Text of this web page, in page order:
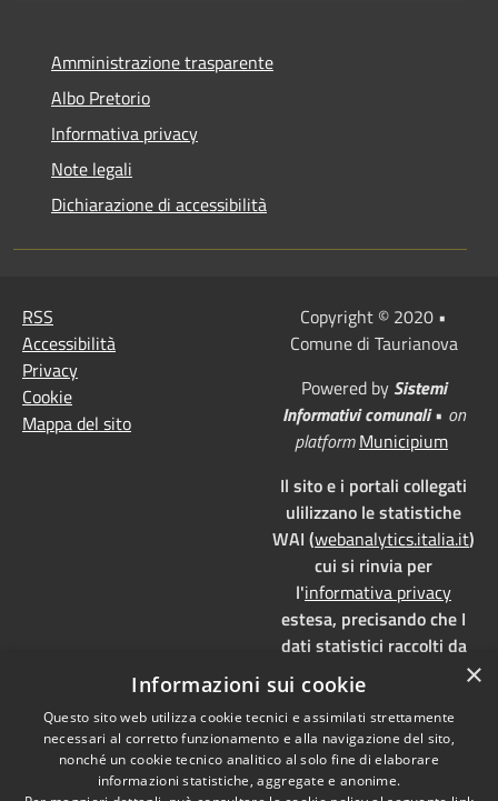
Amministrazione trasparente
Albo Pretorio
Informativa privacy
Note legali
Dichiarazione di accessibilità
RSS
Accessibilità
Privacy
Cookie
Mappa del sito
Copyright © 2020 •
Comune di Taurianova
Powered by Sistemi
Informativi comunali• on
platform Municipium
Il sito e i portali collegati
ulilizzano le statistiche
WAI (webanalytics.italia.it)
cui si rinvia per
l'informativa privacy
estesa, precisando che I
dati statistici raccolti da
WAI vengono memorizzati
su server dedicati,
localizzati in Italia e ad uso
esclusivo della pubblica
amministrazione. WAI è
×
Informazioni sui cookie
Questo sito web utilizza cookie tecnici e assimilati strettamente
necessari al corretto funzionamento e alla navigazione del sito,
nonché un cookie tecnico analitico al solo fine di elaborare
informazioni statistiche, aggregate e anonime.